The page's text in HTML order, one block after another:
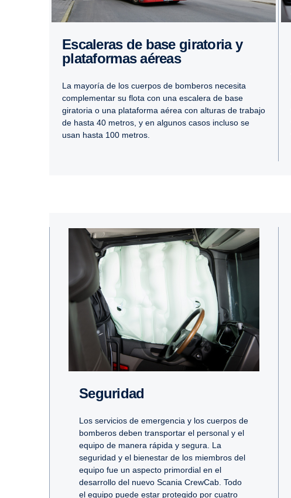
Escaleras de base giratoria y
plata­formas aéreas
La mayoría de los cuerpos de bomberos necesita
complementar su flota con una escalera de base
giratoria o una plataforma aérea con alturas de trabajo
de hasta 40 metros, y en algunos casos incluso se
usan hasta 100 metros.
Seguridad
Los servicios de emergencia y los cuerpos de
bomberos deben transportar el personal y el
equipo de manera rápida y segura. La
seguridad y el bienestar de los miembros del
equipo fue un aspecto primordial en el
desarrollo del nuevo Scania CrewCab. Todo
el equipo puede estar protegido por cuatro